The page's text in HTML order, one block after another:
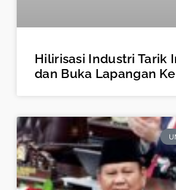
Hilirisasi Industri Tarik
dan Buka Lapangan